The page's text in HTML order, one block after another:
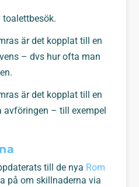
är det kopplat till en
– dvs hur ofta man
är det kopplat till en
– till exempel
till de nya Rom
på om skillnaderna via